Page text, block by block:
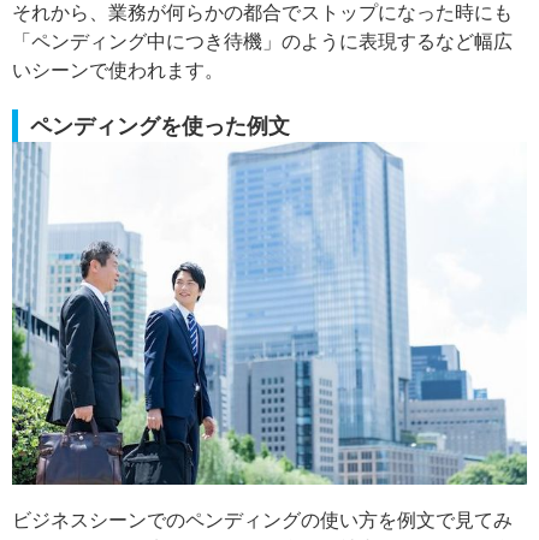
それから、業務が何らかの都合でストップになった時にも
「ペンディング中につき待機」のように表現するなど幅広
いシーンで使われます。
ペンディングを使った例文
ビジネスシーンでのペンディングの使い方を例文で見てみ